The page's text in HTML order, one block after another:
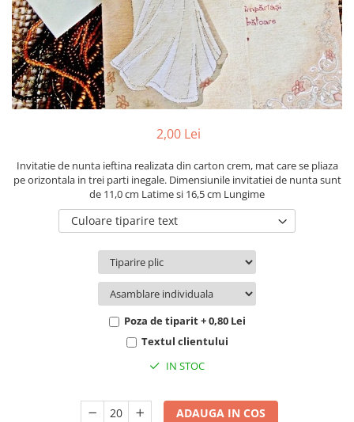
Pachete marturii
Pungi si cutii prajituri
Sticle si borcane
Cutii flori de hartie
Cutii flori de sapun
Cutii flori mixte
Cutii LUX
Aranjamente tematice
2020 Craciun si Anul Nou
2021 Crăciun
2022 Crăciun
2023 Crăciun
Toamna și Halloween
Buchete extravagante
2,00 Lei
Invitatie de nunta ieftina realizata din carton crem, mat care se pliaza
pe orizontala in trei parti inegale. Dimensiunile invitatiei de nunta sunt
de 11,0 cm Latime si 16,5 cm Lungime
Culoare tiparire text
Poza de tiparit + 0,80 Lei
Textul clientului
IN STOC
ADAUGA IN COS